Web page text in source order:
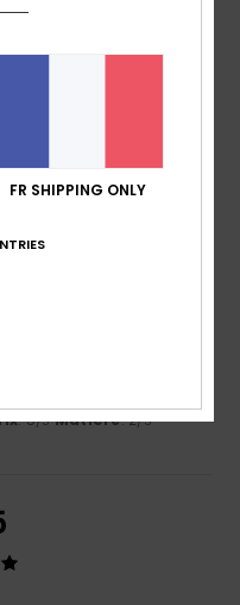
: 5/5 Matière: 2/5
FR SHIPPING ONLY